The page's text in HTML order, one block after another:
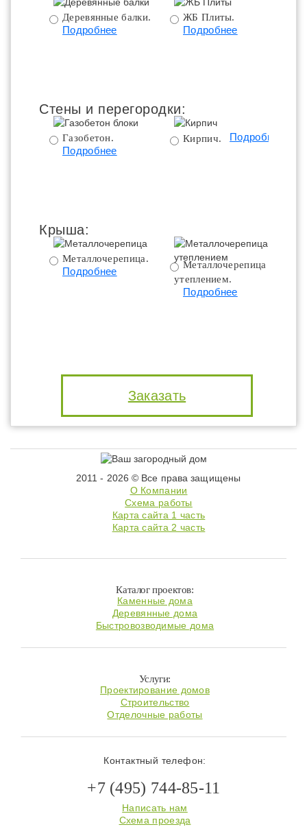
Деревянные балки.
Подробнее
ЖБ Плиты.
Подробнее
Стены и перегородки:
Газобетон.
Подробнее
Кирпич. Подробнее
Крыша:
Металлочерепица.
Подробнее
Металлочерепица с
утеплением.
Подробнее
Заказать
2011 - 2026 © Все права защищены
О Компании
Схема работы
Карта сайта 1 часть
Карта сайта 2 часть
Каталог проектов:
Каменные дома
Деревянные дома
Быстровозводимые дома
Услуги:
Проектирование домов
Строительство
Отделочные работы
Контактный телефон:
+7 (495) 744-85-11
Написать нам
Схема проезда